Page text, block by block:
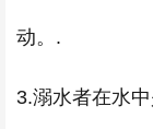
动。.
3.溺水者在水